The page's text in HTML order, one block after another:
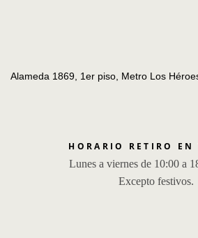
Alameda 1869, 1er piso, Metro Los
HORARIO RETIRO EN
Lunes a viernes de 10:00 a
Excepto festivos.